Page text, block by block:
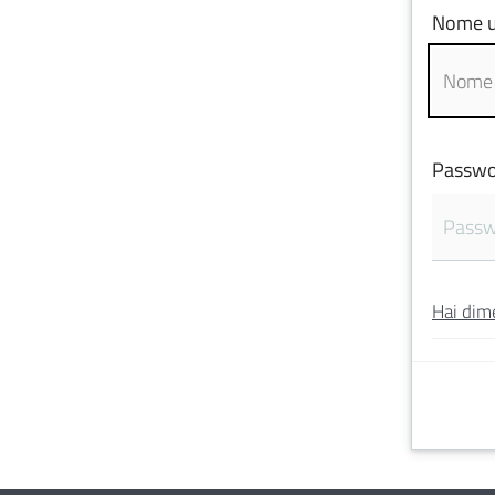
Nome
Hai